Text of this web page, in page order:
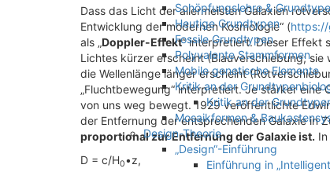
Schöpfungslehre &
Heutige Grundtypen
Fossile Grundtypen
Polyvalente Stammformen
Mobile genetische Elemente
Kritik an der
Kritik an der
Mosaikformen &
Design-Theorie
„Design“-Einführung
Einführung in
Dass das Licht der allermeisten Galaxien
Entwicklung der modernen Kosmologie“ (
als „Doppler-Effekt“ interpretiert. Dieser Effekt
Lichtes kürzer erscheint (Blauverschiebung;
die Wellenlänge länger erscheint
„Fluchtbewegung“ interpretiert. Je stärker
von uns weg bewegt. 1929 veröffentlichte
der Entfernung der entsprechenden Galaxie in
proportional zur Entfernung der Galaxie ist.
D = c/H0•z,